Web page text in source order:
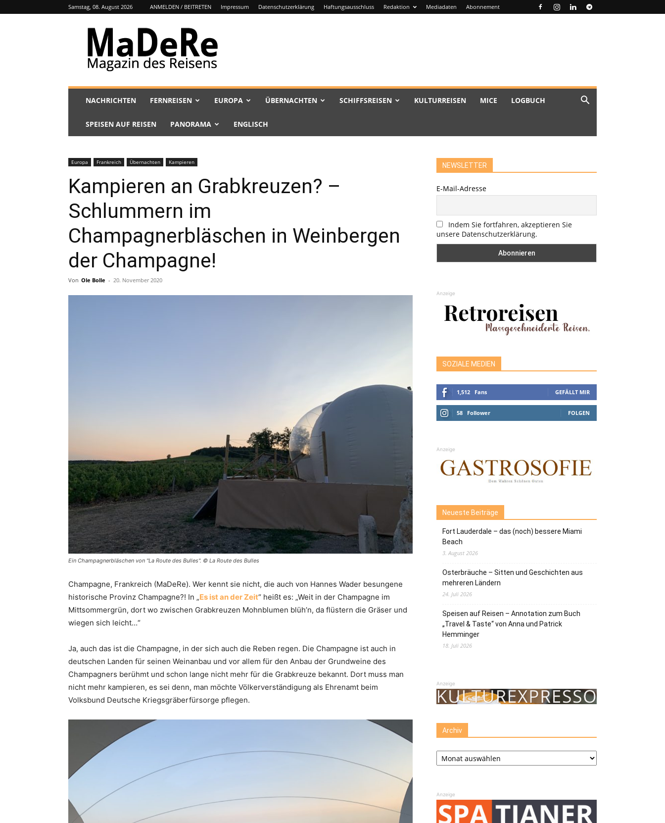
Samstag, 08. August 2026 ANMELDEN / BEITRETEN Impressum Datenschutzerklärung Haftungsausschluss Redaktion Mediadaten Abonnement
MaDeRe
NACHRICHTEN FERNREISEN EUROPA ÜBERNACHTEN SCHIFFSREISEN KULTURREISEN MICE LOGBUCH
SPEISEN AUF REISEN PANORAMA ENGLISCH
Europa Frankreich Übernachten Kampieren
Kampieren an Grabkreuzen? –
Schlummern im
Champagnerbläschen in Weinbergen
der Champagne!
Von Ole Bolle - 20. November 2020
Ein Champagnerbläschen von "La Route des Bulles". © La Route des Bulles
Champagne, Frankreich (MaDeRe). Wer kennt sie nicht, die auch von Hannes Wader besungene
historische Provinz Champagne?! In „Es ist an der Zeit“ heißt es: „Weit in der Champagne im
Mittsommergrün, dort wo zwischen Grabkreuzen Mohnblumen blüh’n, da flüstern die Gräser und
wiegen sich leicht…“
Ja, auch das ist die Champagne, in der sich auch die Reben regen. Die Champagne ist auch in
deutschen Landen für seinen Weinanbau und vor allem für den Anbau der Grundweine des
Champagners berühmt und schon lange nicht mehr für die Grabkreuze bekannt. Dort muss man
nicht mehr kampieren, es sei denn, man möchte Völkerverständigung als Ehrenamt beim
Volksbund Deutsche Kriegsgräberfürsorge pflegen.
NEWSLETTER
E-Mail-Adresse
Indem Sie fortfahren, akzeptieren Sie
unsere Datenschutzerklärung.
Anzeige
SOZIALE MEDIEN
1,512 Fans GEFÄLLT MIR
58 Follower FOLGEN
Anzeige
Neueste Beiträge
Fort Lauderdale – das (noch) bessere Miami
Beach
3. August 2026
Osterbräuche – Sitten und Geschichten aus
mehreren Ländern
24. Juli 2026
Speisen auf Reisen – Annotation zum Buch
„Travel & Taste“ von Anna und Patrick
Hemminger
18. Juli 2026
Anzeige
Archiv
Archiv
Anzeige